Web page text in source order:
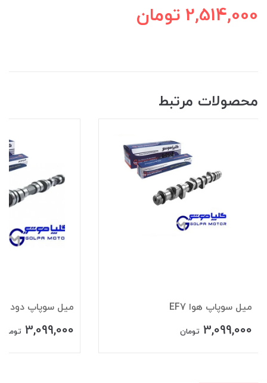
2,514,000 تومان
محصولات مرتبط
ميل سوپاپ هوا EF7
3,099,000 تومان
ميل سوپاپ دود EF7
3,099,000 تومان